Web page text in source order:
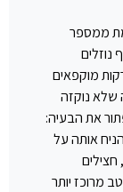
ממספר
נוזלים
מוקפאים
שלא נוקזה
את הבעיה:
אותה על
מרוכז יותר